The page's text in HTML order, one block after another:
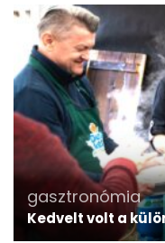
gasztronómia
Kedvelt volt a